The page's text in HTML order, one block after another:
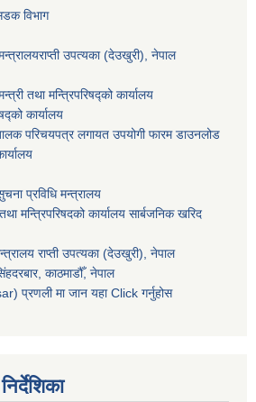
विभाग
उपत्यका (देउखुरी), नेपाल
तथा मन्त्रिपरिषद्को कार्यालय
कार्यालय
परिचयपत्र लगायत उपयोगी फारम डाउनलोड
प्रविधि मन्त्रालय
मन्त्रिपरिषदको कार्यालय सार्बजनिक खरिद
राप्ती उपत्यका (देउखुरी), नेपाल
काठमाडौँ, नेपाल
प्रणली मा जान यहा Click गर्नुहोस